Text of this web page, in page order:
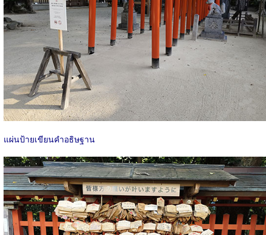
แผ่นป้ายเขียนคำอธิษฐาน